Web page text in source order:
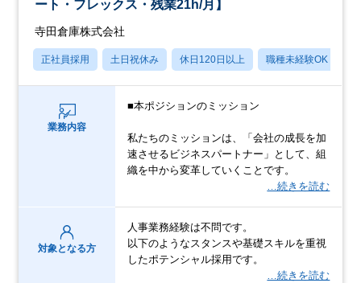
ート・フレックス・残業21h/月】
寺田倉庫株式会社
正社員採用 土日祝休み 休日120日以上 職種未経験OK
業務内容
■本ポジションのミッション
私たちのミッションは、「会社の成長を加
速させるビジネスパートナー」として、組
織を中から変革していくことです。
…続きを読む
対象となる方
人事業務経験は不問です。
以下のようなスタンスや基礎スキルを重視
したポテンシャル採用です。
…続きを読む